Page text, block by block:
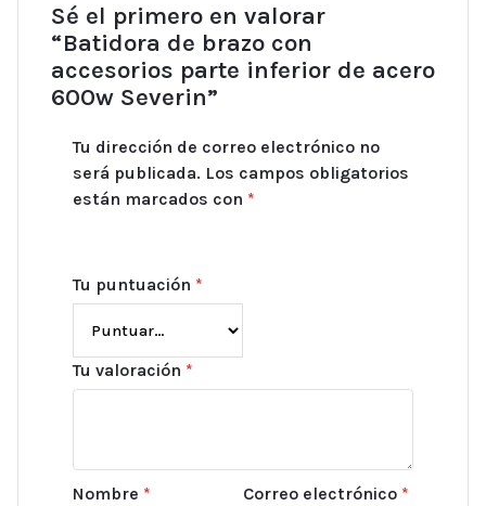
Sé el primero en valorar
“Batidora de brazo con
accesorios parte inferior de acero
600w Severin”
Tu dirección de correo electrónico no
será publicada. Los campos obligatorios
están marcados con *
Tu puntuación *
Tu valoración *
Nombre * Correo electrónico *